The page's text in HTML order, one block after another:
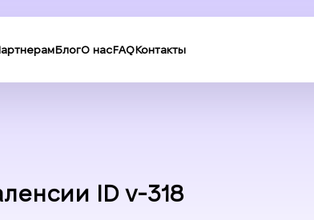
БлогО насFAQКонтакты
ID v-318